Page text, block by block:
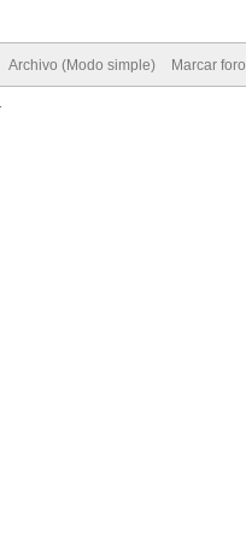
Archivo (Modo simple) Marcar